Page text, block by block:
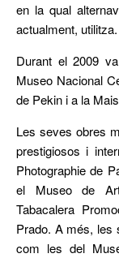
en la qual
actualment, utilitza.
Durant el 2009
Museo Nacional
de Pekin i a la
Les seves obres
prestigiosos i
Photographie de
el Museo de
Tabacalera
Prado. A més, les
com les del